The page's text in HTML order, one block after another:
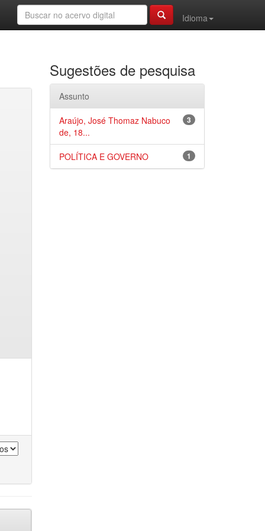
Idioma
Sugestões de pesquisa
Assunto
3
Araújo, José Thomaz Nabuco
de, 18...
1
POLÍTICA E GOVERNO